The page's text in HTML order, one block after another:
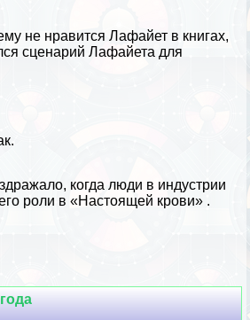
не нравится Лафайет в книгах,
сценарий Лафайета для
когда люди в индустрии
роли в «Настоящей крови» .